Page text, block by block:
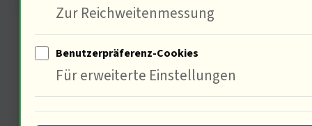
Die Dax-Entwicklung ist untrennbar
mit politischen Entscheidungen
verbunden : 80 % der Marktteilnehmer
sind sich der politischen Risiken
Zur Reichweitenmessung
Benutzerpräferenz-Cookies
Für erweiterte Einstellungen